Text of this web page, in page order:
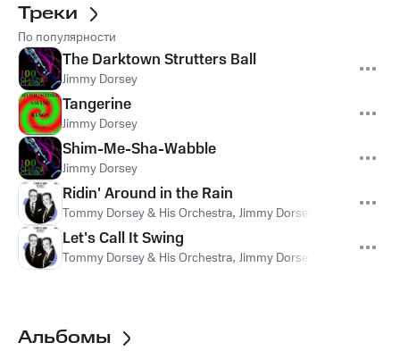
Треки
По популярности
The Darktown Strutters Ball
Jimmy Dorsey
Tangerine
Jimmy Dorsey
Shim-Me-Sha-Wabble
Jimmy Dorsey
Ridin' Around in the Rain
Tommy Dorsey & His Orchestra, Jimmy Dorsey
Let's Call It Swing
Tommy Dorsey & His Orchestra, Jimmy Dorsey
Альбомы